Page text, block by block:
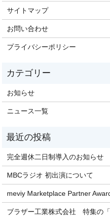
サイトマップ
お問い合わせ
プライバシーポリシー
お知らせ
ニュース一覧
完全週休二日制導入のお知らせ
MBCラジオ 初出演について
meviy Marketplace Partner
ブラザー工業株式会社 特集の